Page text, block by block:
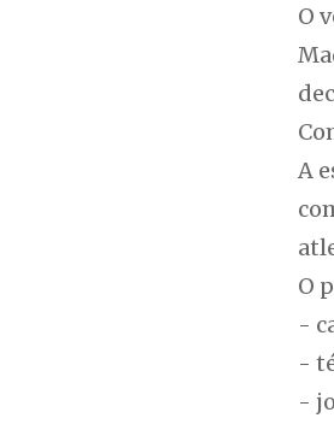
O
A
O
-
-
-